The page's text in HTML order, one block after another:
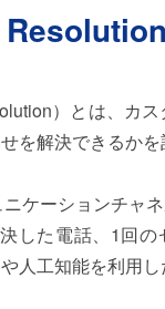
）とは、カ
を解決できるかを
ケーションチャ
した電話、1回
人工知能を利用